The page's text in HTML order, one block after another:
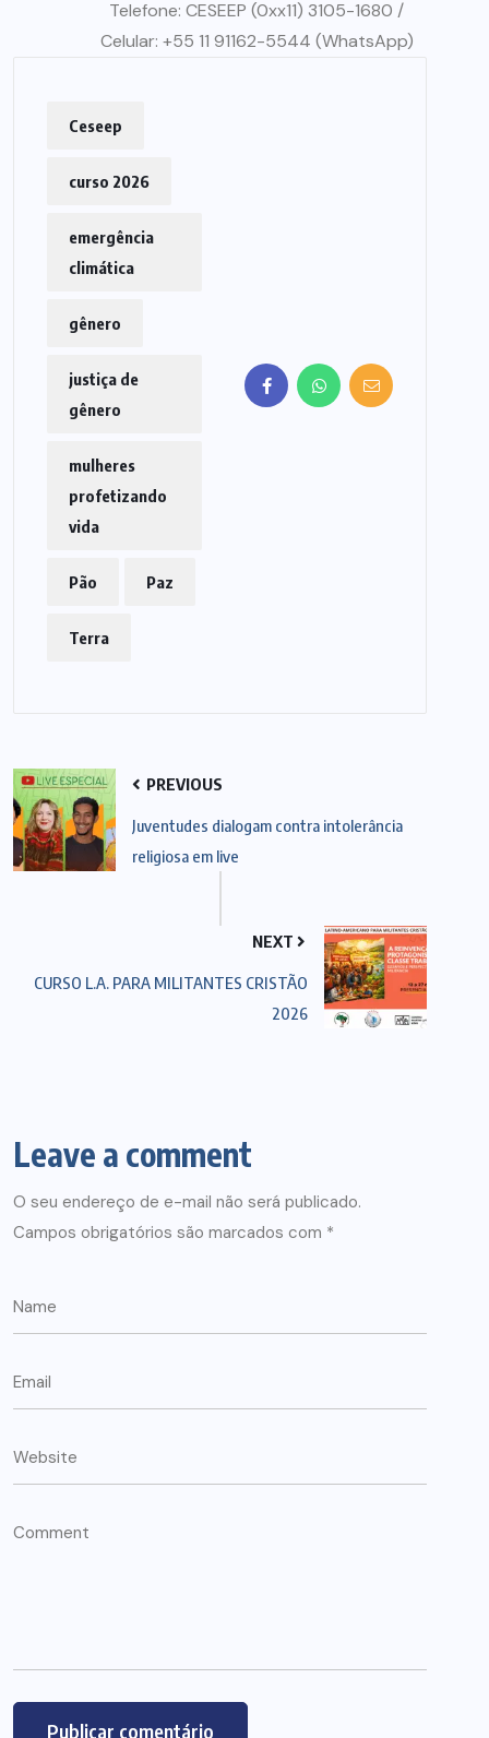
Telefone: CESEEP (0xx11) 3105-1680 /
Celular: +55 11 91162-5544 (WhatsApp)
Ceseep
curso 2026
emergência
climática
gênero
justiça de
gênero
mulheres
profetizando
vida
Pão Paz
Terra
PREVIOUS
Juventudes dialogam contra intolerância
religiosa em live
NEXT
CURSO L.A. PARA MILITANTES CRISTÃO
2026
Leave a comment
O seu endereço de e-mail não será publicado.
Campos obrigatórios são marcados com *